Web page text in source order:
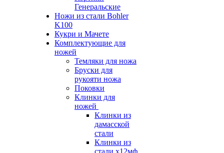
Генеральские
Ножи из стали Bohler
K100
Кукри и Мачете
Комплектующие для
ножей
Темляки для ножа
Бруски для
рукояти ножа
Поковки
Клинки для
ножей
Клинки из
дамасской
стали
Клинки из
стали х12мф